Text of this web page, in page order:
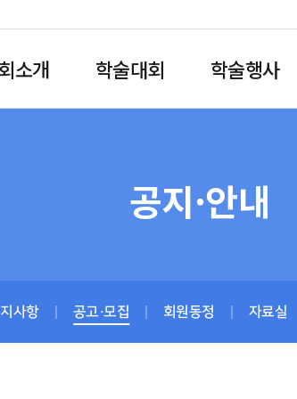
소개 학술대회 학술행사
공지·안내
사항 공고·모집 회원동정 자료실